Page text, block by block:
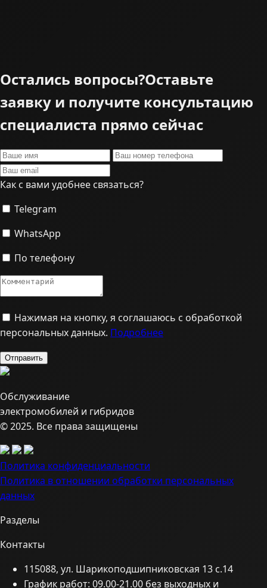
Остались вопросы?Оставьте
заявку и получите консультацию
специалиста прямо сейчас
Как с вами удобнее связаться?
Telegram
WhatsApp
По телефону
Нажимая на кнопку, я соглашаюсь с обработкой
персональных данных. Подробнее
Обслуживание
электромобилей и гибридов
© 2025. Все права защищены
Политика конфиденциальности
Политика в отношении обработки персональных
данных
Разделы
Контакты
115088, ул. Шарикоподшипниковская 13 с.14
График работ: 09.00-21.00 без выходных и